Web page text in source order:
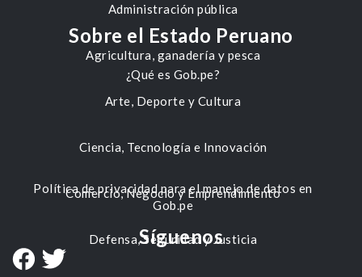
Administración pública
Agricultura, ganadería y pesca
Arte, Deporte y Cultura
Ciencia, Tecnología e Innovación
Comercio, Negocio y Emprendimiento
Defensa, Seguridad y Justicia
Sobre el Estado Peruano
¿Qué es Gob.pe?
Política de privacidad para el manejo de datos en
Gob.pe
Síguenos